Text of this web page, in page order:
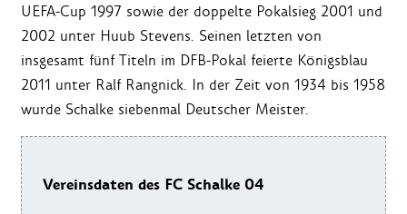
UEFA-Cup 1997 sowie der doppelte Pokalsieg 2001 und
2002 unter Huub Stevens. Seinen letzten von
insgesamt fünf Titeln im DFB-Pokal feierte Königsblau
2011 unter Ralf Rangnick. In der Zeit von 1934 bis 1958
wurde Schalke siebenmal Deutscher Meister.
Vereinsdaten des FC Schalke 04